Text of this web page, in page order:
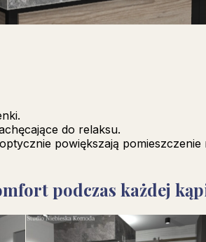
do relaksu.
powiększają
podczas każdej